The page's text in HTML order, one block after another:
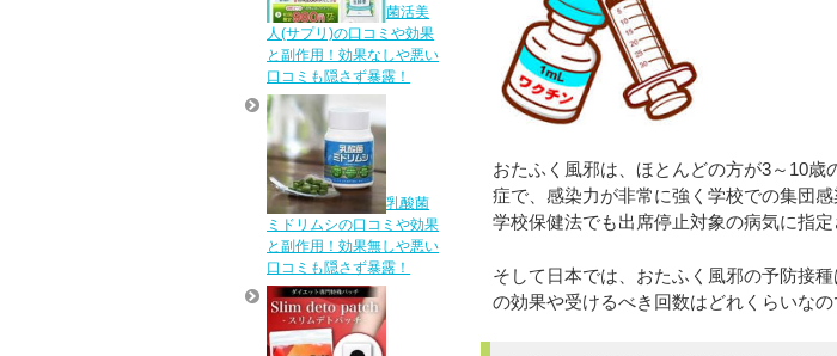
おたふく風邪は、ほとんどの方が3～10歳
症で、感染力が非常に強く学校での集団
学校保健法でも出席停止対象の病気に指定
そして日本では、おたふく風邪の予防接
の効果や受けるべき回数はどれくらいなの
菌活美
人(サプリ)の口コミや効果
と副作用！効果なしや悪い
口コミも隠さず暴露！
乳酸菌
ミドリムシの口コミや効果
と副作用！効果無しや悪い
口コミも隠さず暴露！